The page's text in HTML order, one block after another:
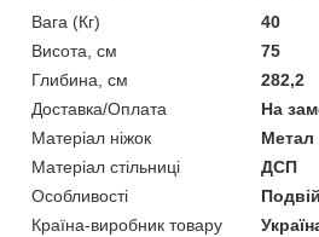
Вага (Кг)
40
Висота, см
75
Глибина, см
282,2
Доставка/Оплата
На
Матеріал ніжок
Метал
Матеріал стільниці
ДСП
Особливості
Країна-виробник товару